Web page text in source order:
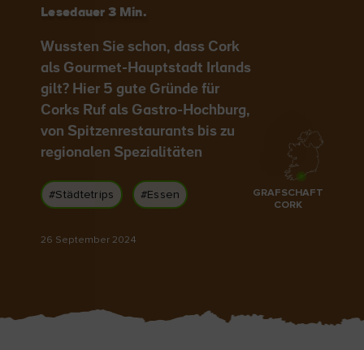
Like
Der Blarney Stone im
Like
Lesedauer 3 Min.
Wussten Sie schon, dass Cork
als Gourmet-Hauptstadt Irlands
gilt? Hier 5 gute Gründe für
Corks Ruf als Gastro-Hochburg,
von Spitzenrestaurants bis zu
regionalen Spezialitäten
#Städtetrips #Essen
26 September 2024
GRAFSCHAFT
CORK